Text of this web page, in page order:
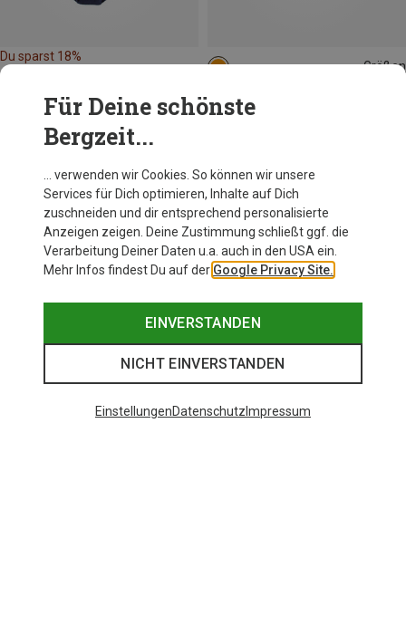
Du sparst 18%
Größen
Ortlieb
Metallbänder für QLS-Montageset
Andere Kunden kauften auch
Für Deine schönste
Bergzeit...
… verwenden wir Cookies. So können wir unsere
Services für Dich optimieren, Inhalte auf Dich
zuschneiden und dir entsprechend personalisierte
Anzeigen zeigen. Deine Zustimmung schließt ggf. die
Verarbeitung Deiner Daten u.a. auch in den USA ein.
Mehr Infos findest Du auf der Google Privacy Site.
EINVERSTANDEN
NICHT EINVERSTANDEN
EinstellungenDatenschutz Impressum